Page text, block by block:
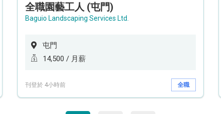
全職園藝工人 (屯門)
Baguio Landscaping Services Ltd.
屯門
14,500 / 月薪
刊登於 4小時前 全職